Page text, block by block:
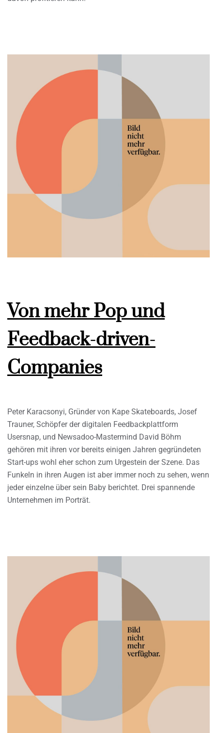
Von mehr Pop und
Feedback-driven-
Companies
Peter Karacsonyi, Gründer von Kape Skateboards, Josef
Trauner, Schöpfer der digitalen Feedbackplattform
Usersnap, und Newsadoo-Mastermind David Böhm
gehören mit ihren vor bereits einigen Jahren gegründeten
Start-ups wohl eher schon zum Urgestein der Szene. Das
Funkeln in ihren Augen ist aber immer noch zu sehen, wenn
jeder einzelne über sein Baby berichtet. Drei spannende
Unternehmen im Porträt.